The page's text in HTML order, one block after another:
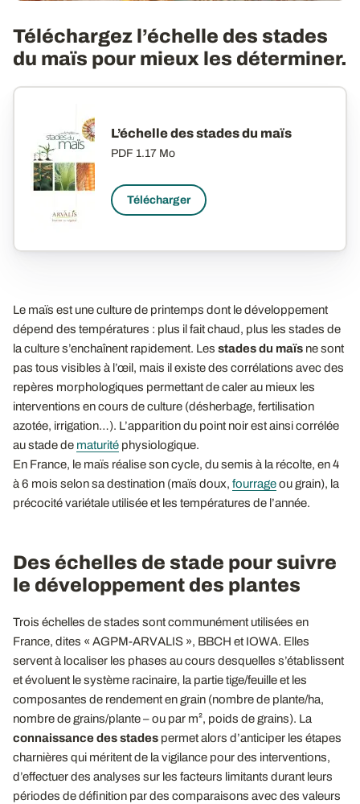
Téléchargez l’échelle des stades
du maïs pour mieux les déterminer.
L’échelle des stades du maïs
PDF 1.17 Mo
Télécharger
Le maïs est une culture de printemps dont le développement
dépend des températures : plus il fait chaud, plus les stades de
la culture s’enchaînent rapidement. Les stades du maïs ne sont
pas tous visibles à l’œil, mais il existe des corrélations avec des
repères morphologiques permettant de caler au mieux les
interventions en cours de culture (désherbage, fertilisation
azotée, irrigation…). L’apparition du point noir est ainsi corrélée
au stade de maturité physiologique.
En France, le maïs réalise son cycle, du semis à la récolte, en 4
à 6 mois selon sa destination (maïs doux, fourrageou grain), la
précocité variétale utilisée et les températures de l’année.
Des échelles de stade pour suivre
le développement des plantes
Trois échelles de stades sont communément utilisées en
France, dites « AGPM-ARVALIS », BBCH et IOWA. Elles
servent à localiser les phases au cours desquelles s’établissent
et évoluent le système racinaire, la partie tige/feuille et les
composantes de rendement en grain (nombre de plante/ha,
nombre de grains/plante – ou par m², poids de grains). La
connaissance des stades permet alors d’anticiper les étapes
charnières qui méritent de la vigilance pour des interventions,
d’effectuer des analyses sur les facteurs limitants durant leurs
périodes de définition par des comparaisons avec des valeurs